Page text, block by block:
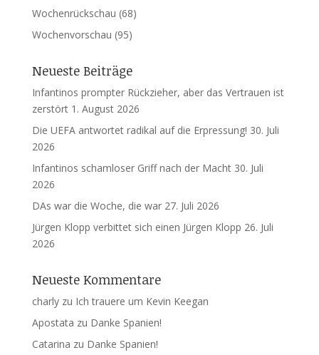
Wochenrückschau (68)
Wochenvorschau (95)
Neueste Beiträge
Infantinos prompter Rückzieher, aber das Vertrauen ist
zerstört 1. August 2026
Die UEFA antwortet radikal auf die Erpressung! 30. Juli
2026
Infantinos schamloser Griff nach der Macht 30. Juli
2026
DAs war die Woche, die war 27. Juli 2026
Jürgen Klopp verbittet sich einen Jürgen Klopp 26. Juli
2026
Neueste Kommentare
charlyzu Ich trauere um Kevin Keegan
Apostata zu Danke Spanien!
Catarina zu Danke Spanien!